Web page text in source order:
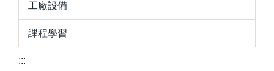
工廠設備
課程學習
:::